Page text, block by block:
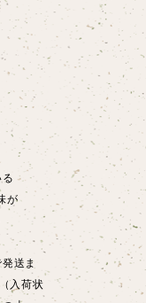
が
送ま
入荷状